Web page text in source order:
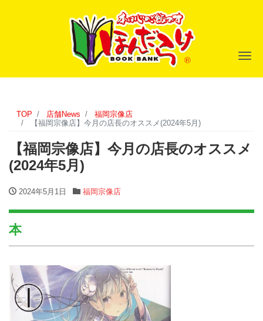
ナ
TOP 店舗News
福岡宗像店
【福岡宗像店】今月の店長のオススメ(2024年5月)
【福岡宗像店】今月の店長のオススメ
(2024年5月)
2024年5月1日 福岡宗像店
本